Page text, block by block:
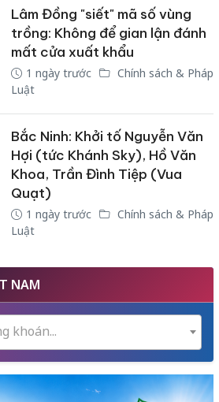
Lâm Đồng "siết" mã số vùng
trồng: Không để gian lận đánh
mất cửa xuất khẩu
1 ngày trước
Chính sách & Pháp
Luật
Bắc Ninh: Khởi tố Nguyễn Văn
Hợi (tức Khánh Sky), Hồ Văn
Khoa, Trần Đình Tiệp (Vua
Quạt)
1 ngày trước
Chính sách & Pháp
Luật
NAM
khoán...